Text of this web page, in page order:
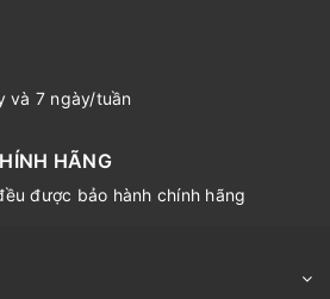
và 7 ngày/tuần
HÃNG
được bảo hành chính hãng